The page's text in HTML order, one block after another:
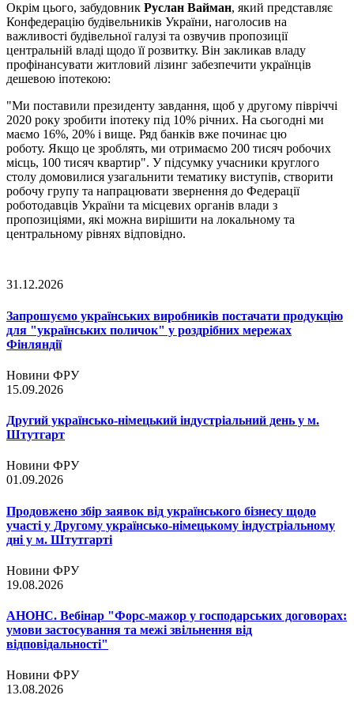
Окрім цього, забудовник Руслан Вайман, який представляє
Конфедерацію будівельників України, наголосив на
важливості будівельної галузі та озвучив пропозиції
центральній владі щодо її розвитку. Він закликав владу
профінансувати житловий лізинг забезпечити українців
дешевою іпотекою:
"Ми поставили президенту завдання, щоб у другому півріччі
2020 року зробити іпотеку під 10% річних. На сьогодні ми
маємо 16%, 20% і вище. Ряд банків вже починає цю
роботу. Якщо це зроблять, ми отримаємо 200 тисяч робочих
місць, 100 тисяч квартир". У підсумку учасники круглого
столу домовилися узагальнити тематику виступів, створити
робочу групу та напрацювати звернення до Федерації
роботодавців України та місцевих органів влади з
пропозиціями, які можна вирішити на локальному та
центральному рівнях відповідно.
31.12.2026
Запрошуємо українських виробників постачати продукцію
для "українських поличок" у роздрібних мережах
Фінляндії
Новини ФРУ
15.09.2026
Другий українсько-німецький індустріальний день у м.
Штутгарт
Новини ФРУ
01.09.2026
Продовжено збір заявок від українського бізнесу щодо
участі у Другому українсько-німецькому індустріальному
дні у м. Штутгарті
Новини ФРУ
19.08.2026
АНОНС. Вебінар "Форс-мажор у господарських договорах:
умови застосування та межі звільнення від
відповідальності"
Новини ФРУ
13.08.2026